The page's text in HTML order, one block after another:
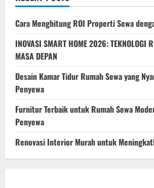
2025:
Mana
Properti
Terbaik?
Cara Menghitung ROI Properti Sewa
INOVASI SMART HOME 2026: TEKNOLOGI
MASA DEPAN
Desain Kamar Tidur Rumah Sewa yang
Penyewa
Furnitur Terbaik untuk Rumah Sewa
Penyewa
Renovasi Interior Murah untuk